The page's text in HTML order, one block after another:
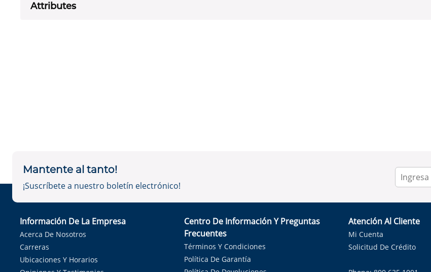
Attributes
Mantente al tanto!
¡Suscríbete a nuestro boletín electrónico!
Información De La Empresa
Acerca De Nosotros
Carreras
Ubicaciones Y Horarios
Centro De Información Y Preguntas
Frecuentes
Términos Y Condiciones
Política De Garantía
Atención Al Cliente
Mi Cuenta
Solicitud De Crédito